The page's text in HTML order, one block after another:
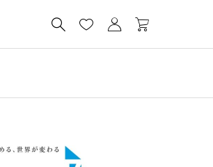
   